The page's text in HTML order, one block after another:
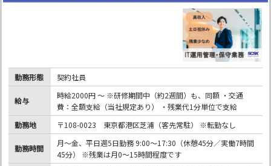
勤務形態 契約社員
給与
時給2000円 ～ ※研修期間中（約2週間）も、同額 ・交通
費：全額支給（当社規定あり） ・残業代1分単位で支給
勤務地
〒108-0023 東京都港区芝浦（客先常駐） ※転勤なし
勤務時間
月～金、平日週5日勤務 9:00～17:30（休憩45分／実働7時間
45分） ※残業は月0～15時間程度です